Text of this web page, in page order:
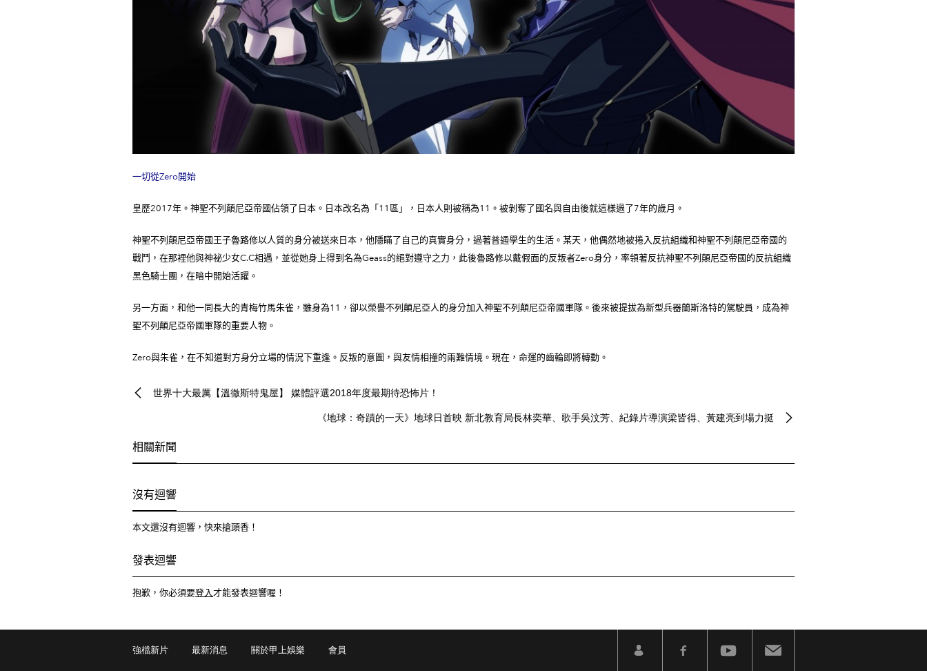
一切從Zero開始
皇歷2017年。神聖不列顛尼亞帝國佔領了日本。日本改名為「11區」，日本人則被稱為11。被剝奪了國名與自由後就這樣過了7年的歲月。
神聖不列顛尼亞帝國王子魯路修以人質的身分被送來日本，他隱瞞了自己的真實身分，過著普通學生的生活。某天，他偶然地被捲入反抗組織和神聖不列顛尼亞帝國的
戰鬥，在那裡他與神祕少女C.C相遇，並從她身上得到名為Geass的絕對遵守之力，此後魯路修以戴假面的反叛者Zero身分，率領著反抗神聖不列顛尼亞帝國的反抗組織
黑色騎士團，在暗中開始活躍。
另一方面，和他一同長大的青梅竹馬朱雀，雖身為11，卻以榮譽不列顛尼亞人的身分加入神聖不列顛尼亞帝國軍隊。後來被提拔為新型兵器蘭斯洛特的駕駛員，成為神
聖不列顛尼亞帝國軍隊的重要人物。
Zero與朱雀，在不知道對方身分立場的情況下重逢。反叛的意圖，與友情相撞的兩難情境。現在，命運的齒輪即將轉動。
世界十大最厲【溫徹斯特鬼屋】 媒體評選2018年度最期待恐怖片！
《地球：奇蹟的一天》地球日首映 新北教育局長林奕華、歌手吳汶芳、紀錄片導演梁皆得、黃建亮到場力挺
相關新聞
沒有迴響
本文還沒有迴響，快來搶頭香！
發表迴響
抱歉，你必須要登入才能發表迴響喔！
強檔新片 最新消息 關於甲上娛樂 會員